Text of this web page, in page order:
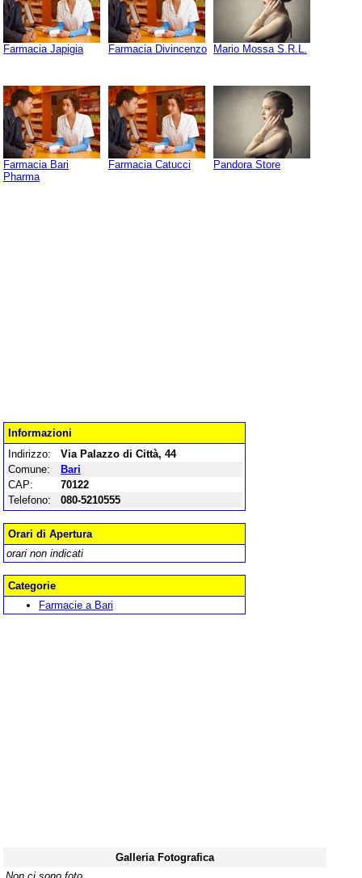
Farmacia Japigia Farmacia Divincenzo Mario Mossa S.R.L.
Farmacia Bari
Pharma
Farmacia Catucci Pandora Store
Informazioni
Indirizzo:
Via Palazzo di Città, 44
Comune:
Bari
CAP:
70122
Telefono:
080-5210555
Orari di Apertura
orari non indicati
Categorie
Farmacie a Bari
Galleria Fotografica